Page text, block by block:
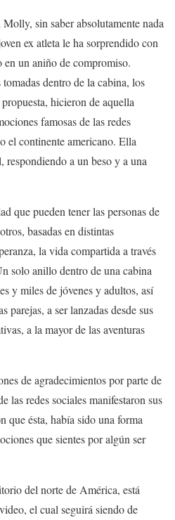
sin saber absolutamente nada
ex atleta le ha sorprendido con
un aniño de compromiso.
dentro de la cabina, los
hicieron de aquella
famosas de las redes
el continente americano. Ella
respondiendo a un beso y a una
que pueden tener las personas de
basadas en distintas
la vida compartida a través
solo anillo dentro de una cabina
y miles de jóvenes y adultos, así
parejas, a ser lanzadas desde sus
a la mayor de las aventuras
de agradecimientos por parte de
las redes sociales manifestaron sus
que ésta, había sido una forma
que sientes por algún ser
del norte de América, está
el cual seguirá siendo de